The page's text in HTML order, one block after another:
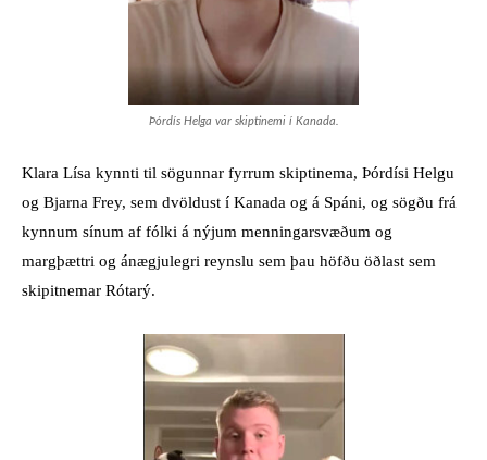
Þórdís Helga var skiptinemi í Kanada.
Klara Lísa kynnti til sögunnar fyrrum skiptinema, Þórdísi Helgu
og Bjarna Frey, sem dvöldust í Kanada og á Spáni, og sögðu frá
kynnum sínum af fólki á nýjum menningarsvæðum og
margþættri og ánægjulegri reynslu sem þau höfðu öðlast sem
skipitnemar Rótarý.